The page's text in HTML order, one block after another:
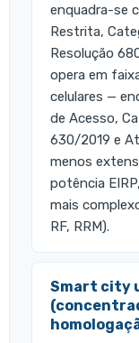
enquadra-se
Restrita,
Resolução
opera em
celulares —
de Acesso,
630/2019 e
menos
potência
mais
RF, RRM).
Smart city